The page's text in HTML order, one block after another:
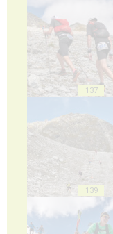
137
139